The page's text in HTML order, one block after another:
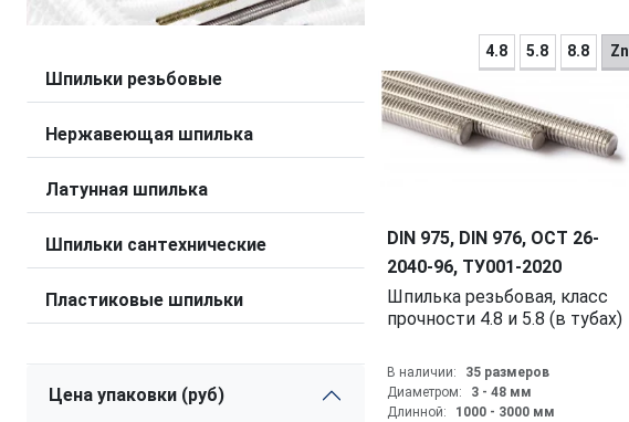
4.8 5.8 8.8 Zn
DIN 975, DIN 976, ОСТ 26-
2040-96, ТУ001-2020
Шпилька резьбовая, класс
прочности 4.8 и 5.8 (в тубах)
В наличии:
35 размеров
Диаметром:
3 - 48 мм
Длинной:
1000 - 3000 мм
Шпильки резьбовые
нержавеющая шпилька
латунная шпилька
Шпильки сантехнические
Пластиковые шпильки
Цена упаковки (руб)